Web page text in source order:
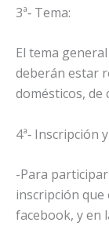
3ª‐ Tema:
El tema
deberán estar
domésticos, de
4ª‐ Inscripción
-Para
inscripción
facebook, y en